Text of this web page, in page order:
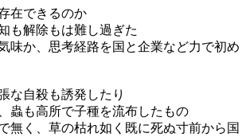
在できるのか
も解除もは難し過ぎた
味か、思考経路を国と企業など力で初め
な自殺も誘発したり
蟲も高所で子種を流布したもの
無く、草の枯れ如く既に死ぬ寸前から国